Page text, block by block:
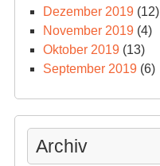
Dezember 2019(12)
November 2019(4)
Oktober 2019(13)
September 2019(6)
Archiv